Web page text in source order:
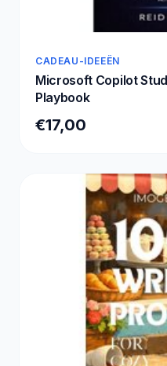
CADEAU-IDEEËN
Microsoft Copilot
Playbook
€17,00